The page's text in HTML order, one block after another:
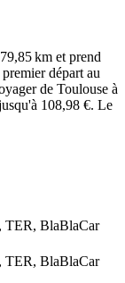
km et prend
départ au
de Toulouse à
108,98 €. Le
BlaBlaCar
BlaBlaCar